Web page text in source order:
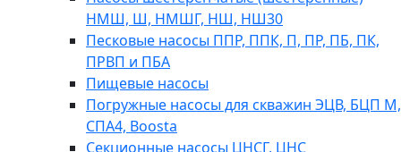
НМШ, Ш, НМШГ, НШ, НШ30
Песковые насосы ППР, ППК, П, ПР, ПБ, ПК,
ПРВП и ПБА
Пищевые насосы
Погружные насосы для скважин ЭЦВ, БЦП М,
СПА4, Boosta
Секционные насосы ЦНСГ, ЦНС